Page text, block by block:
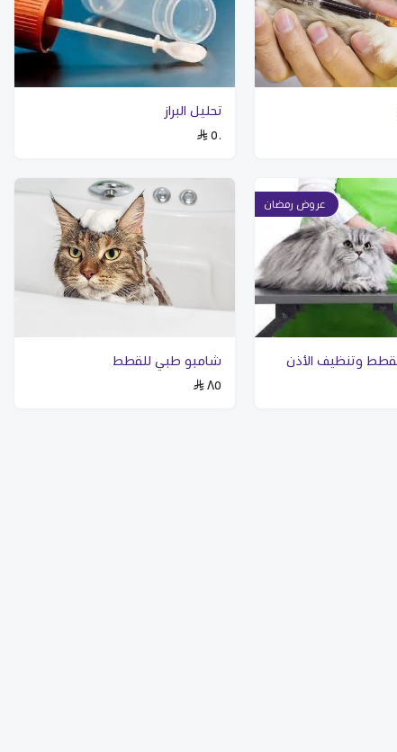
تحليل البراز
٥٠
عروض رمضان
وتنظيف الأذن
شامبو طبي للقطط
٨٥